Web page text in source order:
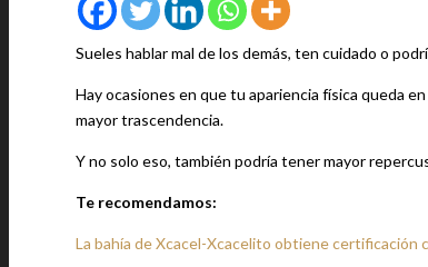
Sueles hablar mal de los demás, ten cuidado o
Hay ocasiones en que tu apariencia física queda
mayor trascendencia.
Y no solo eso, también podría tener mayor
Te recomendamos:
La bahía de Xcacel-Xcacelito obtiene certificación